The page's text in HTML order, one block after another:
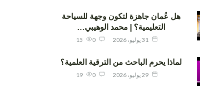
هل عُمان جاهزة لتكون وجهة للسياحة
التعليمية؟ | محمد الوهيبي…
لماذا يحرم الباحث من الترقية العلمية؟